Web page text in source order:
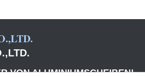
ALUMINIUMSCHEIBEN!